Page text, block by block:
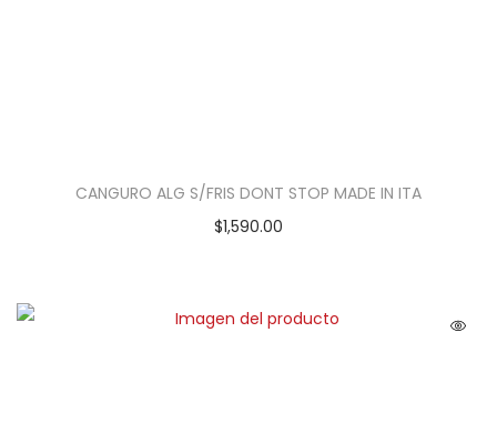
CANGURO ALG S/FRIS DONT STOP MADE IN ITA
$1,590.00